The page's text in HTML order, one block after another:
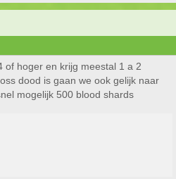
of hoger en krijg meestal 1 a 2
dood is gaan we ook gelijk naar
mogelijk 500 blood shards